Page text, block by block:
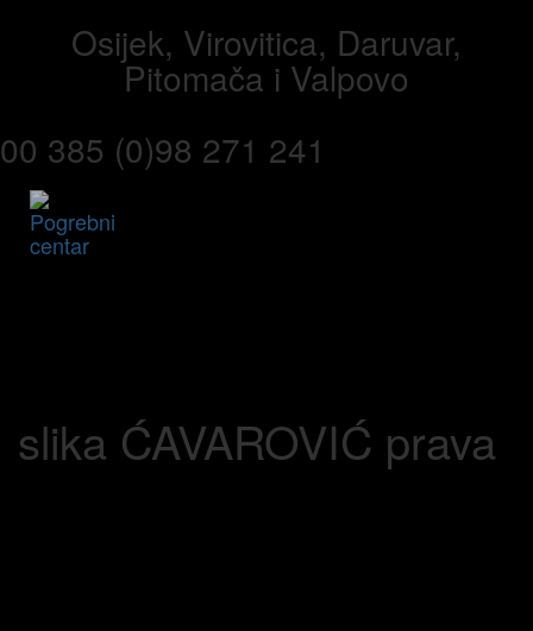
links
content
Osijek, Virovitica, Daruvar,
Pitomača i Valpovo
00 385 (0)98 271 241
slika ĆAVAROVIĆ prava